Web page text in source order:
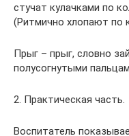
стучат кулачками по
(Ритмично хлопают по
Прыг – прыг, словно
полусогнутыми
2. Практическая часть.
Воспитатель